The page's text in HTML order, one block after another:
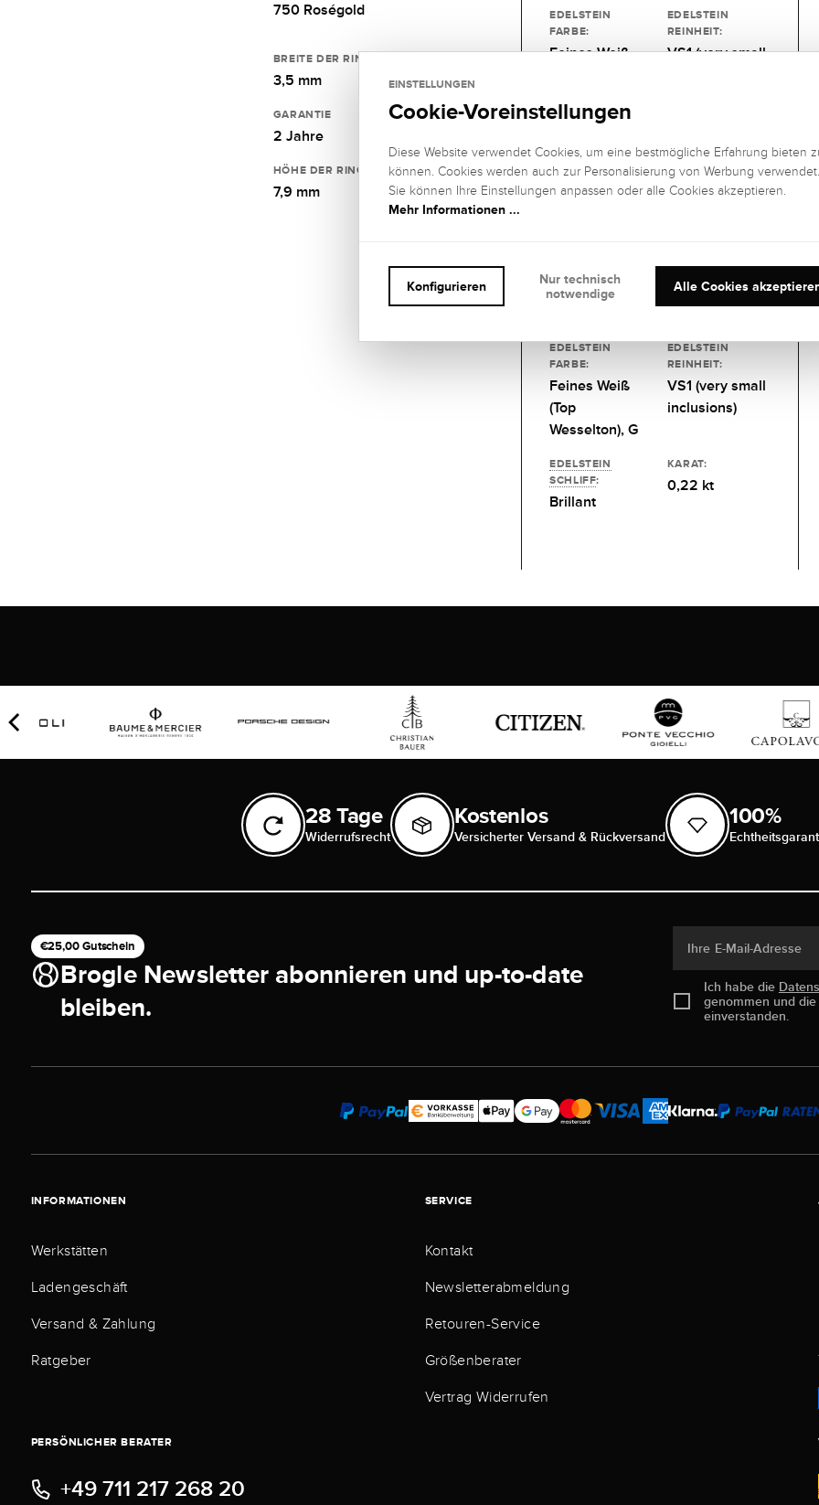
750 Roségold
BREITE DER RINGSCHIENE
3,5 mm
GARANTIE
2 Jahre
HÖHE DER RINGSCHIENE
7,9 mm
EDELSTEIN
FARBE:
Feines Weiß
EDELSTEIN
REINHEIT:
VS1 (very small
SCHLIFF:
Brillant
FASSUNG:
4er-
Krappenfassun
EDELSTEIN
FARBE:
Feines Weiß
(Top
Wesselton), G
EDELSTEIN
REINHEIT:
VS1 (very small
inclusions)
EDELSTEIN
SCHLIFF:
Brillant
KARAT:
0,22 kt
28 Tage
Widerrufsrecht
Kostenlos
Versicherter Versand & Rückversand
100%
€25,00 Gutschein
Brogle Newsletter abonnieren und up-to-date
bleiben.
Ihre E-Mail-Adresse
Ich habe die
genommen und die
einverstanden.
INFORMATIONEN
Werkstätten
Ladengeschäft
Versand & Zahlung
Ratgeber
SERVICE
Kontakt
Newsletterabmeldung
Retouren-Service
Größenberater
Vertrag Widerrufen
PERSÖNLICHER BERATER
+49 711 217 268 20
EINSTELLUNGEN
Cookie-Voreinstellungen
Diese Website verwendet Cookies, um eine bestmögliche Erfahrung bieten
können. Cookies werden auch zur Personalisierung von Werbung verwendet.
Sie können Ihre Einstellungen anpassen oder alle Cookies akzeptieren.
Mehr Informationen ...
Alle Cookies
Konfigurieren
Nur technisch
notwendige